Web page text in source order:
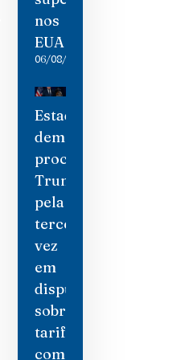
nos
EUA
06/08/2026
Estados
democratas
processam
Trump
pela
terceira
vez
em
disputa
sobre
tarifas
comerciais